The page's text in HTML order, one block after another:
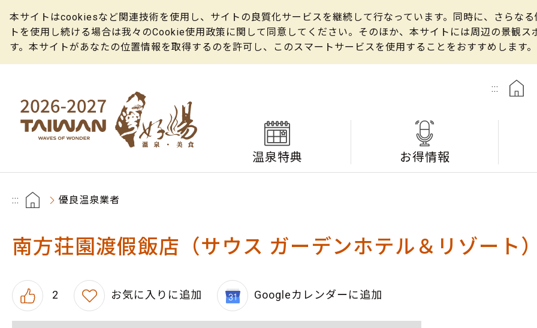
本サイトはcookiesなど関連技術を使用し、サイトの良質化サービスを継続して行なっています。同時に、さらな
トを使用し続ける場合は我々のCookie使用政策に関して同意してください。そのほか、本サイトには周辺の景観
す。本サイトがあなたの位置情報を取得するのを許可し、このスマートサービスを使用することをおすすめします。
:::
温泉特典 お得情報
::: 優良温泉業者
南方荘園渡假飯店（サウス ガーデンホテル＆リゾート
2 お気に入りに追加 Googleカレンダーに追加